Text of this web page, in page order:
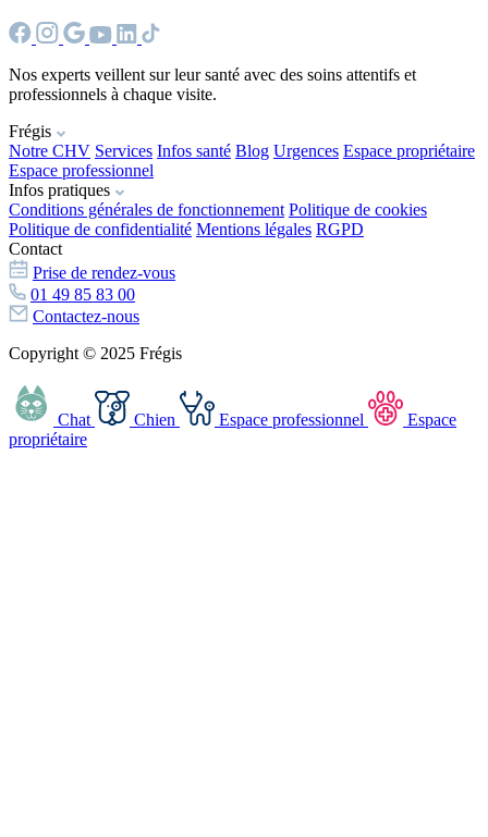
Nos experts veillent sur leur santé avec des soins attentifs et
professionnels à chaque visite.
Frégis
Notre CHV Services Infos santé Blog Urgences Espace propriétaire
Espace professionnel
Infos pratiques
Conditions générales de fonctionnement Politique de cookies
Politique de confidentialité Mentions légales RGPD
Contact
Prise de rendez-vous
01 49 85 83 00
Contactez-nous
Copyright © 2025 Frégis
Chat Chien Espace professionnel
Espace
propriétaire